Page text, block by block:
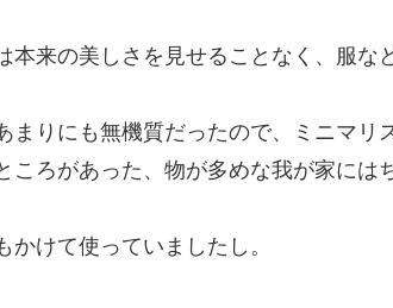
来の美しさを見せることなく、服な
まりにも無機質だったので、ミニマリ
ころがあった、物が多めな我が家には
けて使っていましたし。